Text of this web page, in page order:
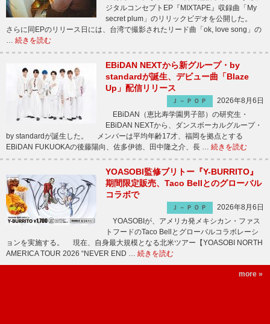
ジタルコンセプトEP『MIXTAPE』収録曲「My
secret plum」のリリックビデオを公開した。
さらに同EPのリリース日には、台湾で撮影されたリード曲「ok, love song」の
… 続きを読む
EBiDAN NEXTから新グループ・by
standardが誕生、デビュー曲「Blaze
Up」配信リリース
Ｊ－ＰＯＰ
2026年8月6日
EBiDAN（恵比寿学園男子部）の研究生・
EBiDAN NEXTから、ダンスボーカルグループ・
by standardが誕生した。 メンバーは平均年齢17才、福岡を拠点とする
EBiDAN FUKUOKAの後藤陽向、佐多伊徳、田中隆之介、長 … 続きを読む
YOASOBI監修ブリトー『Y-BURRITO』
期間限定販売、Taco Bellとのグローバル
コラボで
Ｊ－ＰＯＰ
2026年8月6日
YOASOBIが、アメリカ発メキシカン・ファス
トフードのTaco Bellとグローバルコラボレーシ
ョンを実施する。 現在、自身最大規模となる北米ツアー【YOASOBI NORTH
AMERICA TOUR 2026 “NEVER END … 続きを読む
more »